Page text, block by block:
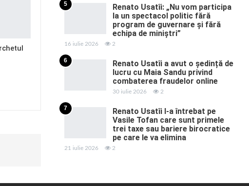
5
Renato Usatîi: „Nu vom participa
la un spectacol politic fără
program de guvernare și fără
echipa de miniștri”
16 iulie 2026 2
6
Renato Usatîi a avut o ședință de
lucru cu Maia Sandu privind
combaterea fraudelor online
30 iulie 2026 2
7
Renato Usatîi l-a întrebat pe
Vasile Tofan care sunt primele
trei taxe sau bariere birocratice
pe care le va elimina
21 iulie 2026 2